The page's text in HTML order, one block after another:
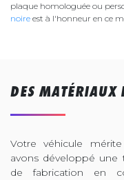
plaque homologuée ou
noire est à l'honneur en ce
DES MATÉRIAUX
Votre véhicule
avons développé une
de fabrication en